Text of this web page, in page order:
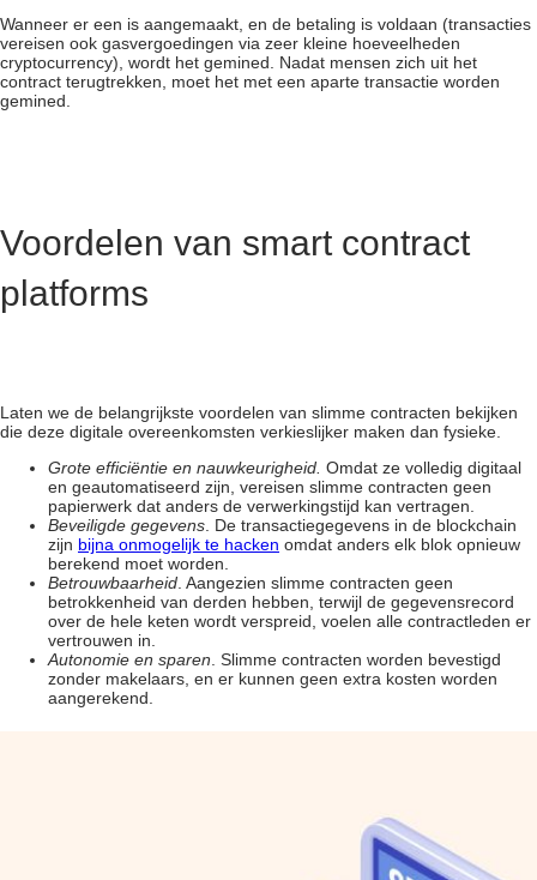
Wanneer er een is aangemaakt, en de betaling is voldaan (transacties
vereisen ook gasvergoedingen via zeer kleine hoeveelheden
cryptocurrency), wordt het gemined. Nadat mensen zich uit het
contract terugtrekken, moet het met een aparte transactie worden
gemined.
Voordelen van smart contract
platforms
Laten we de belangrijkste voordelen van slimme contracten bekijken
die deze digitale overeenkomsten verkieslijker maken dan fysieke.
Grote efficiëntie en nauwkeurigheid. Omdat ze volledig digitaal
en geautomatiseerd zijn, vereisen slimme contracten geen
papierwerk dat anders de verwerkingstijd kan vertragen.
Beveiligde gegevens . De transactiegegevens in de blockchain
zijn bijna onmogelijk te hacken omdat anders elk blok opnieuw
berekend moet worden.
Betrouwbaarheid . Aangezien slimme contracten geen
betrokkenheid van derden hebben, terwijl de gegevensrecord
over de hele keten wordt verspreid, voelen alle contractleden er
vertrouwen in.
Autonomie en sparen . Slimme contracten worden bevestigd
zonder makelaars, en er kunnen geen extra kosten worden
aangerekend.